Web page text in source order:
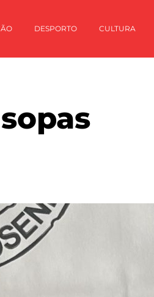
DESPORTO CULTURA